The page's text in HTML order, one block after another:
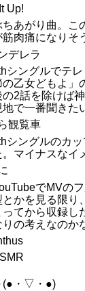
Up!
ちあがり曲。こ
筋肉痛になりそ
デレラ
シングルでテ
の乙女どもよ」
の2話を除けば
地で一番聞きた
観覧車
シングルのカ
。マイナスなイ
でMVの
とかを見る限り
ってから収録し
りの考えなのか
(●・▽・●)